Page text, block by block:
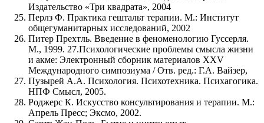
Издательство «Три квадрата», 2004
Перлз Ф. Практика гештальт терапии. М.: Институт
общегуманитарных исследований, 2002
Питер Прехтль. Введение в феноменологию Гуссерля.
М., 1999. 27.Психологические проблемы смысла жизни
и акме: Электронный сборник материалов XXV
Международного симпозиума / Отв. ред.: Г.А. Вайзер,
Пузырей А.А. Психология. Психотехника. Психагогика.
НПФ Смысл, 2005.
Роджерс К. Искусство консультирования и терапии. М.:
Апрель Пресс; Эксмо, 2002.